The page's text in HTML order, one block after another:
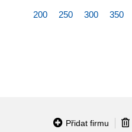
200 250 300 350
Přidat firmu